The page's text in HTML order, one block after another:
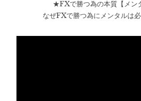
★FXで勝つ為の本質【メン
なぜFXで勝つ為にメンタルは